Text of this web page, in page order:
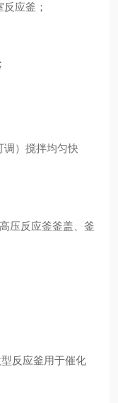
应釜；
调）搅拌均匀快
压反应釜釜盖、釜
反应釜用于催化